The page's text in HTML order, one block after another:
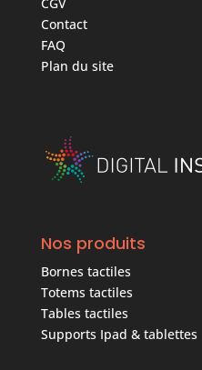
Contact
FAQ
Plan du site
Nos produits
Bornes tactiles
Totems tactiles
Tables tactiles
Supports Ipad & tablettes